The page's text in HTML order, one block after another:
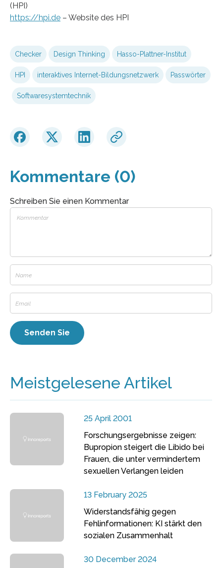
(HPI)
https://hpi.de – Website des HPI
Checker Design Thinking Hasso-Plattner-Institut
HPI interaktives Internet-Bildungsnetzwerk Passwörter
Softwaresystemtechnik
Kommentare (0)
Schreiben Sie einen Kommentar
Meistgelesene Artikel
25 April 2001
Forschungsergebnisse zeigen:
Bupropion steigert die Libido bei
Frauen, die unter vermindertem
sexuellen Verlangen leiden
13 February 2025
Widerstandsfähig gegen
Fehlinformationen: KI stärkt den
sozialen Zusammenhalt
30 December 2024